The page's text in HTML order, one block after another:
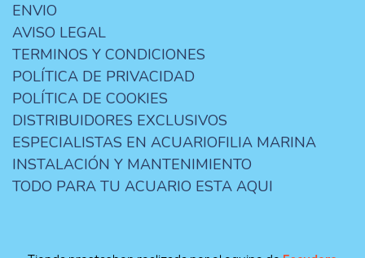
ENVIO
AVISO LEGAL
TERMINOS Y CONDICIONES
POLÍTICA DE PRIVACIDAD
POLÍTICA DE COOKIES
DISTRIBUIDORES EXCLUSIVOS
ESPECIALISTAS EN ACUARIOFILIA MARINA
INSTALACIÓN Y MANTENIMIENTO
TODO PARA TU ACUARIO ESTA AQUI